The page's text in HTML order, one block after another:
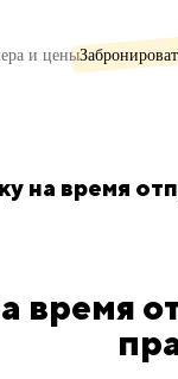
и цены
на время
время